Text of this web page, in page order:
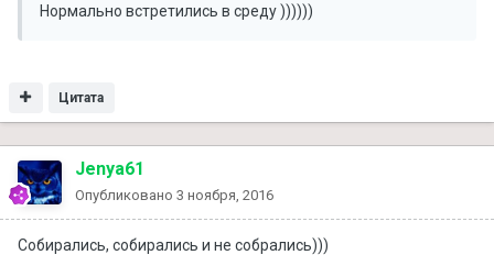
Нормально встретились в среду ))))))
Цитата
Jenya61
Опубликовано 3 ноября, 2016
Собирались, собирались и не собрались)))